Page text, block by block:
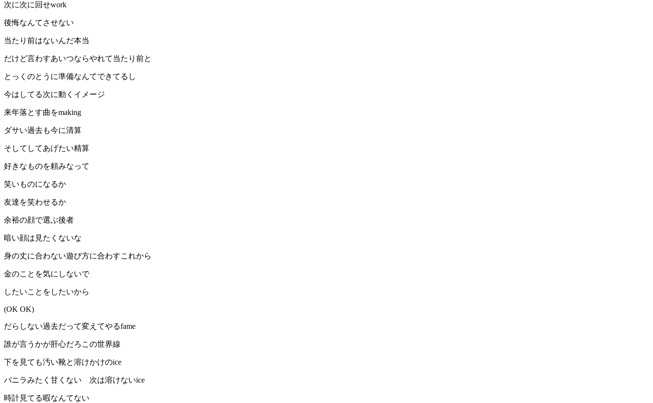
次に次に回せwork
後悔なんてさせない
当たり前はないんだ本当
だけど言わすあいつならやれて当たり前と
とっくのとうに準備なんてできてるし
今はしてる次に動くイメージ
来年落とす曲をmaking
ダサい過去も今に清算
そしてしてあげたい精算
好きなものを頼みなって
笑いものになるか
友達を笑わせるか
余裕の顔で選ぶ後者
暗い顔は見たくないな
身の丈に合わない遊び方に合わすこれから
金のことを気にしないで
したいことをしたいから
(OK OK)
だらしない過去だって変えてやるfame
誰が言うかが肝心だろこの世界線
下を見ても汚い靴と溶けかけのice
バニラみたく甘くない 次は溶けないice
時計見てる暇なんてない